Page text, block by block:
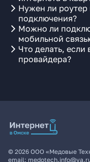
Нужен ли роутер
подключения?
Можно ли
мобильной
Что делать,
провайдера?
© 2026 ООО «Медовые
email: